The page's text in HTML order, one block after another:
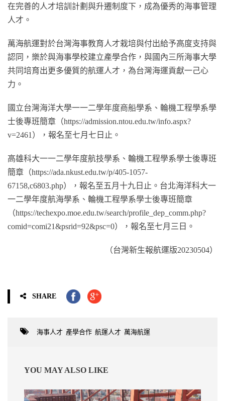
在完善的人才培訓計劃與升遷制度下，成為優秀的海事管理
人才。
萬海航運對於台灣海事教育人才栽培與付出給予高度支持與
認同，樂於與海事學校建立產學合作，與國內三所海事大學
共同培育出更多優質的航運人才，為台灣海運貢獻一己心
力。
國立台灣海洋大學一一二學年度商船學系、輪機工程學系學
士後專班簡章（https://admission.ntou.edu.tw/info.aspx?
v=2461），報名至七月七日止。
高雄科大一一二學年度航技學系、輪機工程學系學士後專班
簡章（https://ada.nkust.edu.tw/p/405-1057-
67158,c6803.php），報名至五月十九日止。台北海洋科大一
一二學年度航海學系、輪機工程學系學士後專班簡章
（https://techexpo.moe.edu.tw/search/profile_dep_comm.php?
comid=comi21&psrid=92&psc=0），報名至七月三日。
（台灣新生報航運版20230504）
SHARE
海事人才 產學合作 航運人才 萬海航運
YOU MAY ALSO LIKE